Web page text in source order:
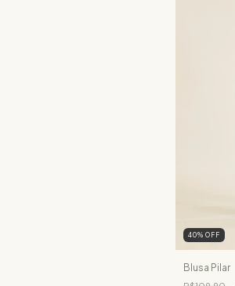
40% OFF
Blusa Pilar